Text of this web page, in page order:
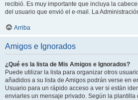
recibió. Es muy importante que incluya la
del usuario que envió el e-mail. La
Arriba
Amigos e Ignorados
¿Qué es la lista de Mis Amigos e Ignorados?
Puede utilizar la lista para organizar otros
añadidos a su lista de Amigos podrán verse en
Usuario para un rápido acceso a ver si están
enviarles un mensaje privado. Según la plantilla